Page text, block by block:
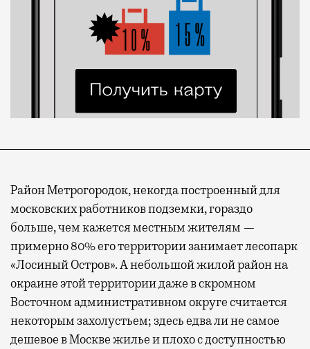
Район Метрогородок, некогда построенный для
московских работников подземки, гораздо
больше, чем кажется местным жителям —
примерно 80% его территории занимает лесопарк
«Лосиный Остров». А небольшой жилой район на
окраине этой территории даже в скромном
Восточном административном округе считается
некоторым захолустьем; здесь едва ли не самое
дешевое в Москве жилье и плохо с доступностью